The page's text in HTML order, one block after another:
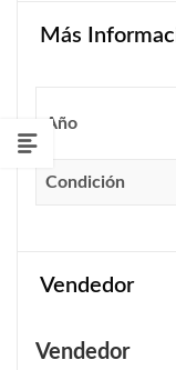
Más
Año
Condición
Vendedor
Vendedor